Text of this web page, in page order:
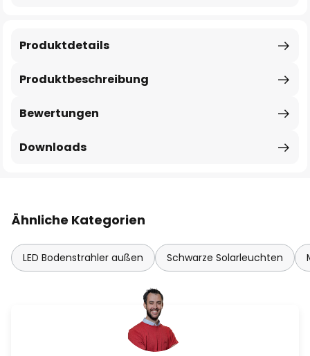
Produktbeschreibung
Produktdetails
Bewertungen
Downloads
Ähnliche Kategorien
LED Bodenstrahler außen Schwarze Solarleuchten